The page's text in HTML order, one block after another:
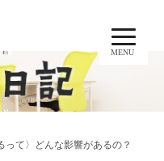
MENU
って〉どんな影響があるの？